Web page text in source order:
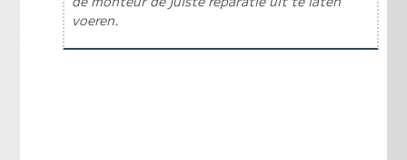
voeren.